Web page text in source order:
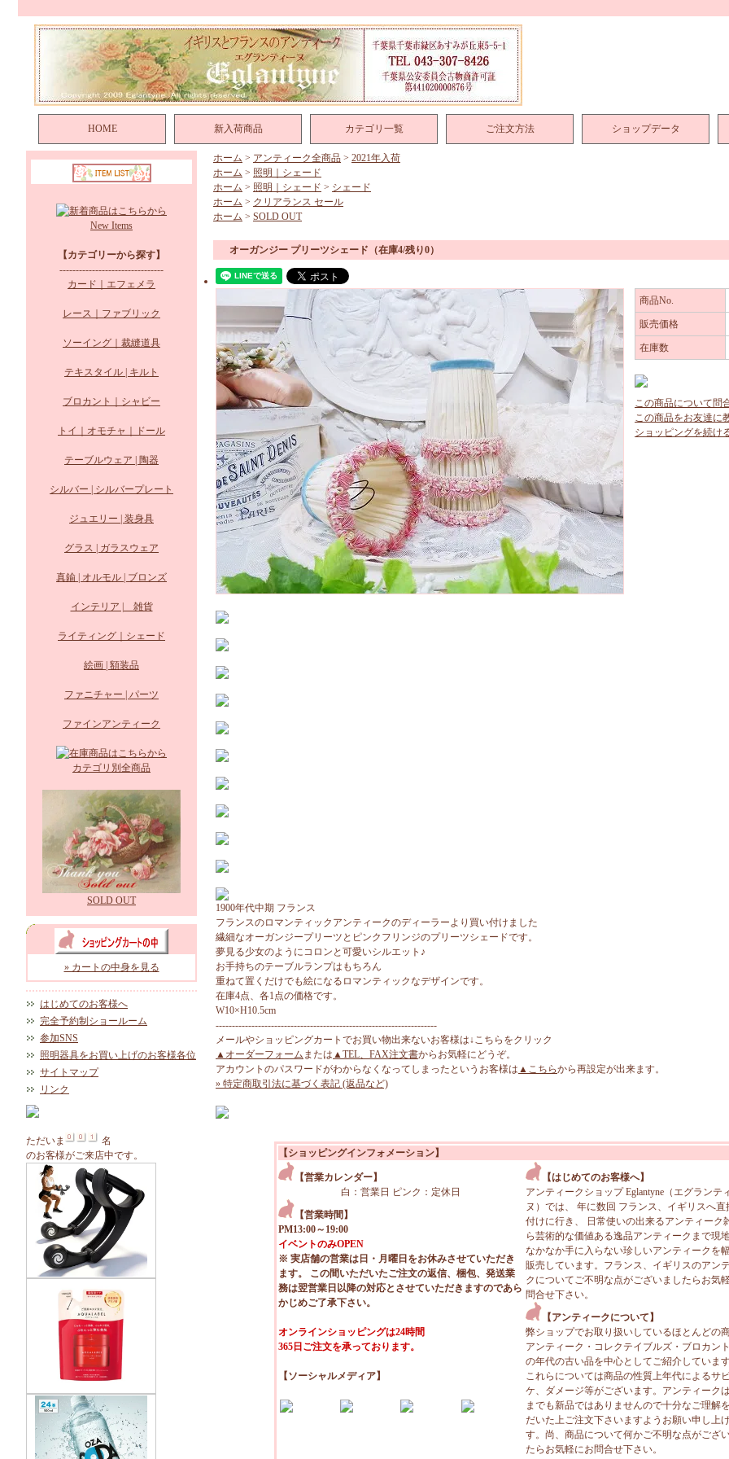
HOME 新入荷商品 カテゴリ一覧 ご注文方法 ショップデータ
New Items
【カテゴリーから探す】
--------------------------------
カード｜エフェメラ
レース｜ファブリック
ソーイング｜裁縫道具
テキスタイル | キルト
ブロカント｜シャビー
トイ｜オモチャ｜ドール
テーブルウェア | 陶器
シルバー | シルバープレート
ジュエリー | 装身具
グラス | ガラスウェア
真鍮 | オルモル | ブロンズ
インテリア | 雑貨
ライティング｜シェード
絵画 | 額装品
ファニチャー | パーツ
ファインアンティーク
カテゴリ別全商品
SOLD OUT
» カートの中身を見る
はじめてのお客様へ
完全予約制ショールーム
参加SNS
照明器具をお買い上げのお客様各位
サイトマップ
リンク
ただいま
名
のお客様がご来店中です。
ホーム > アンティーク全商品 > 2021年入荷
ホーム > 照明｜シェード
ホーム > 照明｜シェード > シェード
ホーム > クリアランス セール
ホーム > SOLD OUT
オーガンジー プリーツシェード （在庫4/残り0）
商品No.
販売価格
在庫数
この商品について問
この商品をお友達に
ショッピングを続け
1900年代中期 フランス
フランスのロマンティックアンティークのディーラーより買い付けました
繊細なオーガンジープリーツとピンクフリンジのプリーツシェードです。
夢見る少女のようにコロンと可愛いシルエット♪
お手持ちのテーブルランプはもちろん
重ねて置くだけでも絵になるロマンティックなデザインです。
在庫4点、各1点の価格です。
W10×H10.5cm
--------------------------------------------------------------------
メールやショッピングカートでお買い物出来ないお客様は↓こちらをクリック
▲オーダーフォーム または ▲TEL、FAX注文書からお気軽にどうぞ。
アカウントのパスワードがわからなくなってしまったというお客様は ▲こちらから再設定が出来ます。
» 特定商取引法に基づく表記 (返品など)
【ショッピングインフォメーション】
【営業カレンダー】
白：営業日 ピンク：定休日
【営業時間】
PM13:00～19:00
イベントのみOPEN
※ 実店舗の営業は日・月曜日をお休みさせていただき
ます。 この間いただいたご注文の返信、梱包、発送業
務は翌営業日以降の対応とさせていただきますのであら
かじめご了承下さい。
オンラインショッピングは24時間
365日ご注文を承っております。
【ソーシャルメディア】
【はじめてのお客様へ】
アンティークショップ Eglantyne（エグランテ
ヌ）では、 年に数回 フランス、イギリスへ直
付けに行き、 日常使いの出来るアンティーク
ら芸術的な価値ある逸品アンティークまで現
なかなか手に入らない珍しいアンティークを
販売しています。フランス、イギリスのアン
クについてご不明な点がございましたらお気
問合せ下さい。
【アンティークについて】
弊ショップでお取り扱いしているほとんどの
アンティーク・コレクテイブルズ・ブロカン
の年代の古い品を中心としてご紹介しています
これらについては商品の性質上年代によるサ
ケ、ダメージ等がございます。アンティーク
までも新品ではありませんので十分なご理解
だいた上ご注文下さいますようお願い申し上
す。尚、商品について何かご不明な点がござ
たらお気軽にお問合せ下さい。